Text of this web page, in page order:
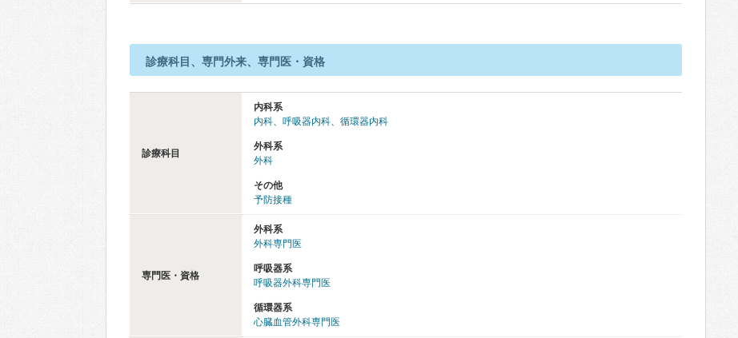
診療科目、専門外来、専門医・資格
診療科目
内科系
内科、 呼吸器内科、 循環器内科
外科系
外科
その他
予防接種
専門医・資格
外科系
外科専門医
呼吸器系
呼吸器外科専門医
循環器系
心臓血管外科専門医